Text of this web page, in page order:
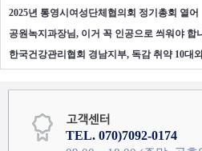
2025년 통영시여성단체협의회 정기총회 열어
공원녹지과장님, 이거 꼭 인공으로 씌워야 합
한국건강관리협회 경남지부, 독감 취약 10대
TEL. 070)7092-0174